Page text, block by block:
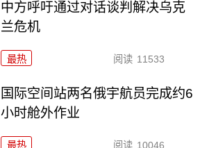
中方呼吁通过对话谈判解决乌克
兰危机
最热 阅读 11533
国际空间站两名俄宇航员完成约6
小时舱外作业
最热 阅读 10046